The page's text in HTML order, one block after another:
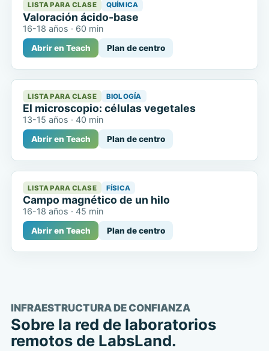
LISTA PARA CLASE QUÍMICA
Valoración ácido-base
16-18 años · 60 min
Abrir en Teach Plan de centro
LISTA PARA CLASE BIOLOGÍA
El microscopio: células vegetales
13-15 años ·40 min
Abrir en Teach Plan de centro
LISTA PARA CLASE FÍSICA
Campo magnético de un hilo
16-18 años ·45 min
Abrir en Teach Plan de centro
INFRAESTRUCTURA DE CONFIANZA
Sobre la red de laboratorios
remotos de LabsLand.